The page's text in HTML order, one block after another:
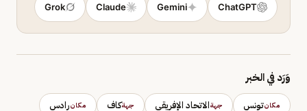
ChatGPT
Gemini
Claude
Grok
وَرَد في الخبر
مكانتونس جهةالاتحاد الإفريقي جهةكاف مكانرادس